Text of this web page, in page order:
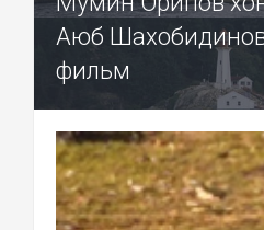
Аюб
фильм